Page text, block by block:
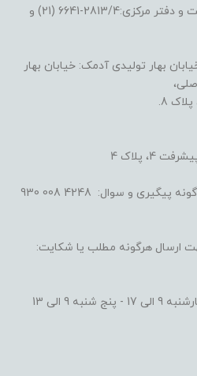
تلفن های تماس پشتیبانی سایت و دفتر مرکزی:2813/4-6641 (21) و
بهار تولیدی آدمک: خیابان بهار
8.
پلاک 4
واتساپ بخش فروش جهت هر گونه پیگیری و سوال: 4248 008 930
ارسال هرگونه مطلب یا شکایت:
9 الی 13